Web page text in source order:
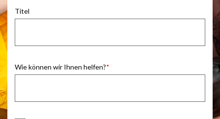
Titel
Wie können wir Ihnen helfen?